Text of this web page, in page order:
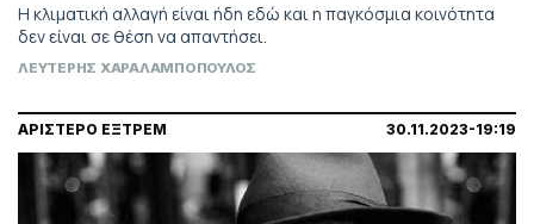
Η κλιματική αλλαγή είναι ήδη εδώ και η παγκόσμια κοινότητα
δεν είναι σε θέση να απαντήσει.
ΛΕΥΤΕΡΗΣ ΧΑΡΑΛΑΜΠΟΠΟΥΛΟΣ
ΑΡΙΣΤΕΡΟ ΕΞΤΡΕΜ 30.11.2023-19:19